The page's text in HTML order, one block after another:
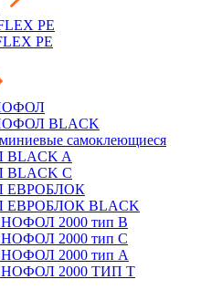
PE
PE
BLACK
самоклеющиеся
A
С
ЕВРОБЛОК
BLACK
2000 тип B
2000 тип C
2000 тип А
2000 ТИП Т